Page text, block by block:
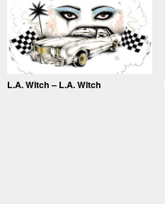
L.A. Witch – L.A. Witch